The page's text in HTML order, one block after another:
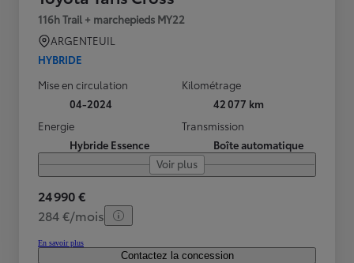
116h Trail + marchepieds MY22
ARGENTEUIL
HYBRIDE
Mise en circulation
04-2024
Kilométrage
42 077 km
Energie
Hybride Essence
Transmission
Boîte automatique
Voir plus
24 990 €
284 €/mois
En savoir plus
Contactez la concession